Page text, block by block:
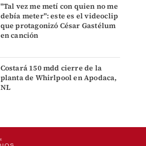
"Tal vez me metí con quien no me
debía meter": este es el videoclip
que protagonizó César Gastélum
en canción
Costará 150 mdd cierre de la
planta de Whirlpool en Apodaca,
NL